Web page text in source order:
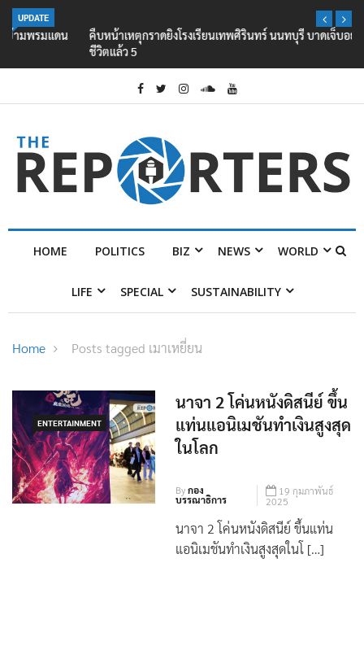
UPDATE
คืบหน้าเหตุกราดยิงโรงเรียนเทพศิรินทร์ นนทบุรี บาดเจ็บอย่างน้อย 15 เสีย
HOME POLITICS BIZ NEWS WORLD
LIFE SPECIAL SUSTAINABILITY
Home Posts tagged เมาเหยี่ยน
ENTERTAINMENT
นาจา 2 โค่นหนังดิสนีย์ ขึ้น
แท่นแอนิเมชันทำเงินสูงสุด
ในโลก
Byกอง
บรรณาธิการ
19 กุมภาพันธ์
2025
นาจา 2 โค่นหนังดิสนีย์ ขึ้นแท่น
แอนิเมชันทำเงินสูงสุดในโ […]